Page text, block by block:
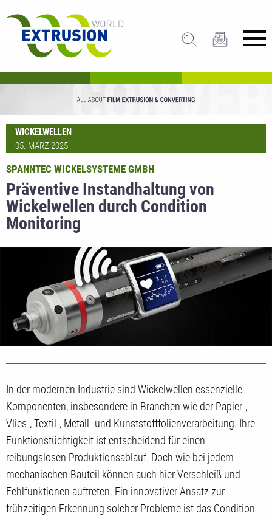
WICKELWELLEN
05. MÄRZ 2025
Präventive Instandhaltung von
Wickelwellen durch Condition
Monitoring
SPANNTEC WICKELSYSTEME GMBH
In der modernen Industrie sind Wickelwellen essenzielle
Komponenten, insbesondere in Branchen wie der Papier-,
Vlies-, Textil-, Metall- und Kunststofffolienverarbeitung. Ihre
Funktionstüchtigkeit ist entscheidend für einen
reibungslosen Produktionsablauf. Doch wie bei jedem
mechanischen Bauteil können auch hier Verschleiß und
Fehlfunktionen auftreten. Ein innovativer Ansatz zur
frühzeitigen Erkennung solcher Probleme ist das Condition